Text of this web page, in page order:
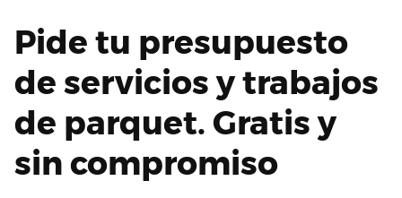
Pide tu presupuesto
de servicios y trabajos
de parquet. Gratis y
sin compromiso